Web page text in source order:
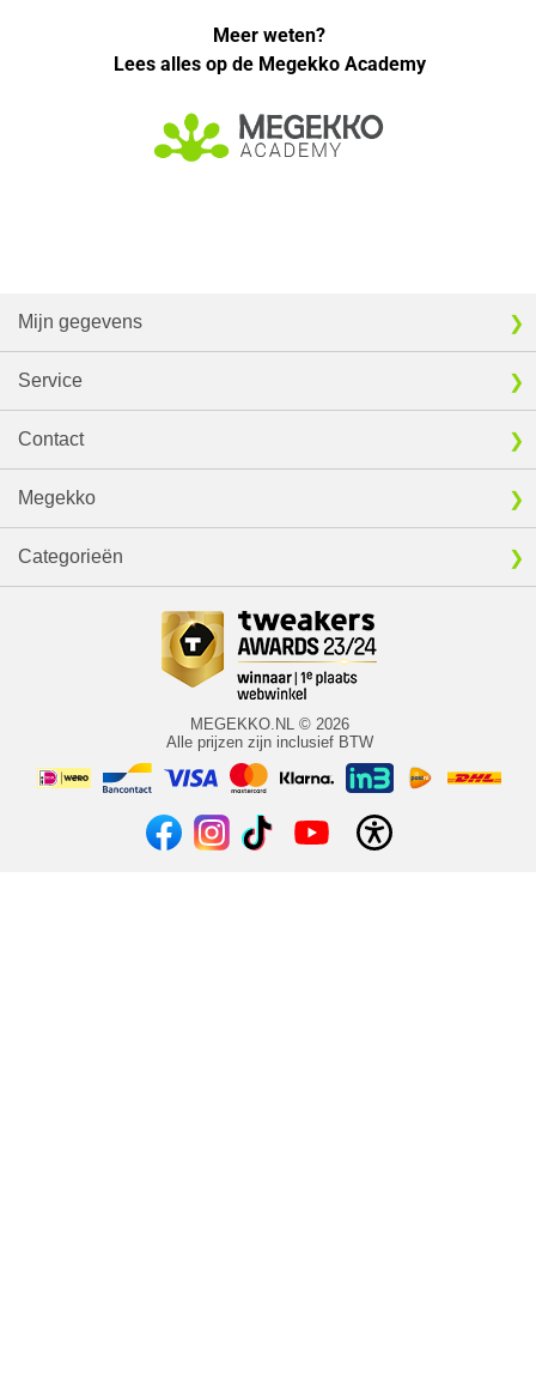
Meer weten?
Lees alles op de Megekko Academy
Mijn gegevens
Service
Contact
Megekko
Categorieën
MEGEKKO.NL © 2026
Alle prijzen zijn inclusief BTW